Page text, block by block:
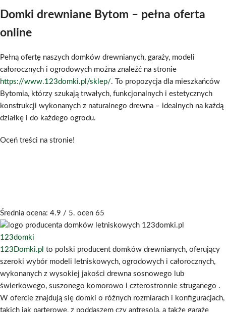
Domki drewniane Bytom – pełna oferta
online
Pełną ofertę naszych domków drewnianych, garaży, modeli
całorocznych i ogrodowych można znaleźć na stronie
https://www.123domki.pl/sklep/. To propozycja dla mieszkańców
Bytomia, którzy szukają trwałych, funkcjonalnych i estetycznych
konstrukcji wykonanych z naturalnego drewna – idealnych na każdą
działkę i do każdego ogrodu.
Oceń treści na stronie!
Średnia ocena: 4.9 / 5. ocen 65
123domki
123Domki.pl to polski producent domków drewnianych, oferujący
szeroki wybór modeli letniskowych, ogrodowych i całorocznych,
wykonanych z wysokiej jakości drewna sosnowego lub
świerkowego, suszonego komorowo i czterostronnie struganego .
W ofercie znajdują się domki o różnych rozmiarach i konfiguracjach,
takich jak parterowe, z poddaszem czy antresolą, a także garaże